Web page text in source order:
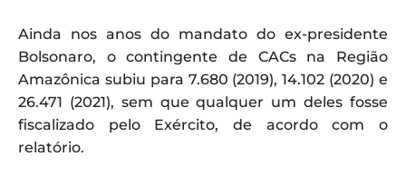
Ainda nos anos do mandato do ex-presidente
Bolsonaro, o contingente de CACs na Região
Amazônica subiu para 7.680 (2019), 14.102 (2020) e
26.471 (2021), sem que qualquer um deles fosse
fiscalizado pelo Exército, de acordo com o
relatório.